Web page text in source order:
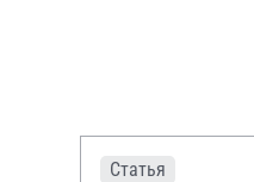
Статья